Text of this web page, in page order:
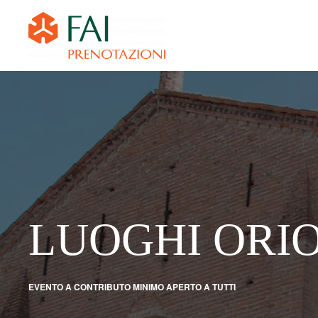
LUOGHI
EVENTO A CONTRIBUTO MINIMO APERTO A TUTTI